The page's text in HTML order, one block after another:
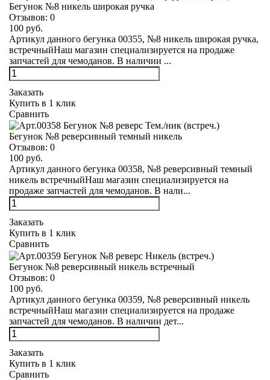
Бегунок №8 никель широкая ручка
Отзывов: 0
100 руб.
Артикул данного бегунка 00355, №8 никель широкая ручка,
встречныйНаш магазин специализируется на продаже
запчастей для чемоданов. В наличии ...
Заказать
Купить в 1 клик
Сравнить
Бегунок №8 реверсивный темный никель
Отзывов: 0
100 руб.
Артикул данного бегунка 00358, №8 реверсивный темный
никель встречныйНаш магазин специализируется на
продаже запчастей для чемоданов. В нали...
Заказать
Купить в 1 клик
Сравнить
Бегунок №8 реверсивный никель встречный
Отзывов: 0
100 руб.
Артикул данного бегунка 00359, №8 реверсивный никель
встречныйНаш магазин специализируется на продаже
запчастей для чемоданов. В наличии дет...
Заказать
Купить в 1 клик
Сравнить